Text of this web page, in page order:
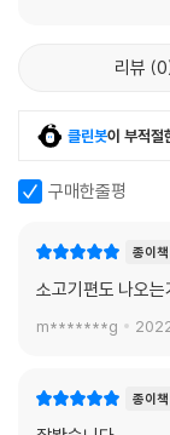
에서도 백종원다움
롭게 풀어내는 한편
하는 과정 사진을 통
부위별 손질 및 활용
류가 다양하다. 그러
살, 홍두깨살, 보섭
해부학적으로 접근
고 있는지’, ‘어떻게
리뷰 0
클린봇이 부적절
구매한줄평
종이책
소고기편도 나오는
m*******g
종이책